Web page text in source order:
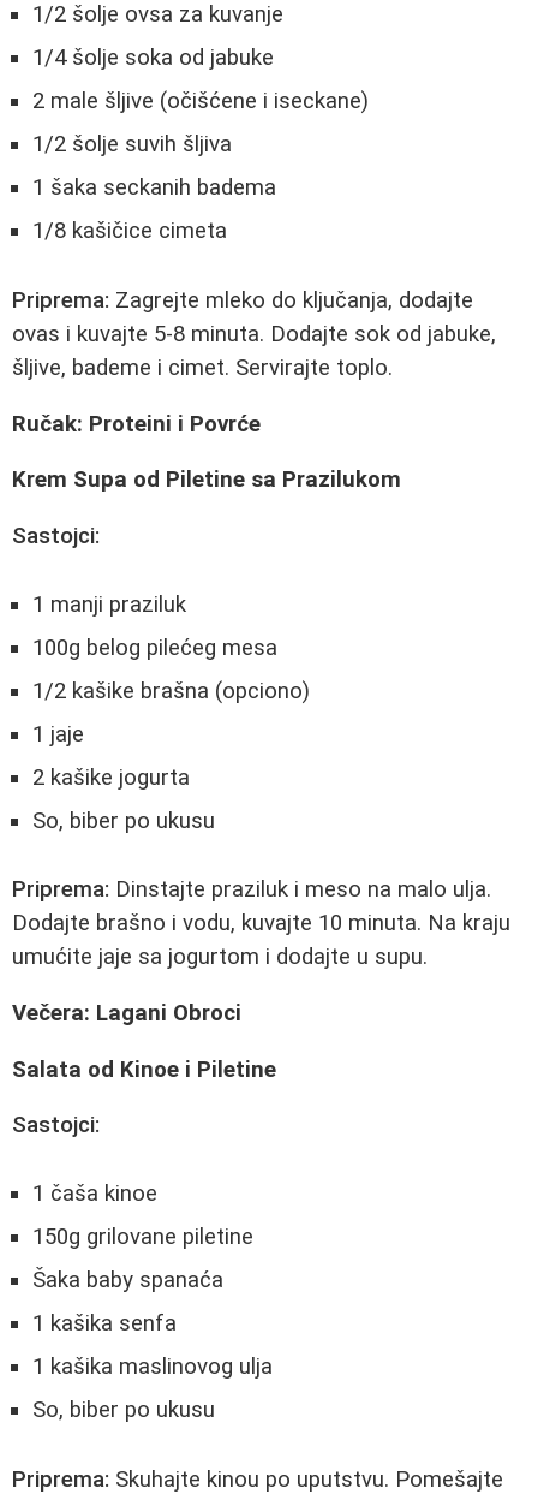
1/2 šolje ovsa za kuvanje
1/4 šolje soka od jabuke
2 male šljive (očišćene i iseckane)
1/2 šolje suvih šljiva
1 šaka seckanih badema
1/8 kašičice cimeta
Priprema: Zagrejte mleko do ključanja, dodajte
ovas i kuvajte 5-8 minuta. Dodajte sok od jabuke,
šljive, bademe i cimet. Servirajte toplo.
Ručak: Proteini i Povrće
Krem Supa od Piletine sa Prazilukom
Sastojci:
1 manji praziluk
100g belog pilećeg mesa
1/2 kašike brašna (opciono)
1 jaje
2 kašike jogurta
So, biber po ukusu
Priprema: Dinstajte praziluk i meso na malo ulja.
Dodajte brašno i vodu, kuvajte 10 minuta. Na kraju
umućite jaje sa jogurtom i dodajte u supu.
Večera: Lagani Obroci
Salata od Kinoe i Piletine
Sastojci:
1 čaša kinoe
150g grilovane piletine
Šaka baby spanaća
1 kašika senfa
1 kašika maslinovog ulja
So, biber po ukusu
Priprema: Skuhajte kinou po uputstvu. Pomešajte